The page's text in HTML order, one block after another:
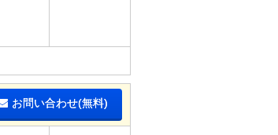
お問い合わせ(無料)